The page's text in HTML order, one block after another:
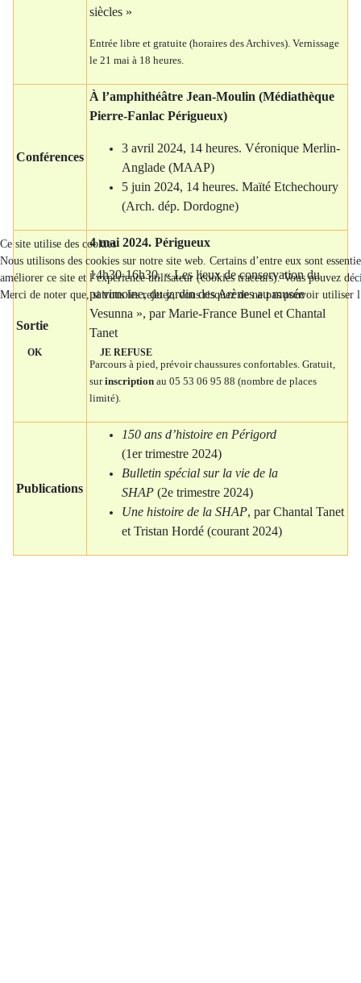
siècles »
Entrée libre et gratuite (horaires des Archives). Vernissage
le 21 mai à 18 heures.
Conférences
À l’amphithéâtre Jean-Moulin (Médiathèque
Pierre-Fanlac Périgueux)
3 avril 2024, 14 heures. Véronique Merlin-
Anglade (MAAP)
5 juin 2024, 14 heures. Maïté Etchechoury
(Arch. dép. Dordogne)
Sortie
4 mai 2024. Périgueux
14h30-16h30. « Les lieux de conservation du
patrimoine, du jardin des Arènes au musée
Vesunna », par Marie-France Bunel et Chantal
Tanet
Parcours à pied, prévoir chaussures confortables. Gratuit,
surinscription au 05 53 06 95 88 (nombre de places
limité).
Publications
150 ans d’histoire en Périgord
(1er trimestre 2024)
Bulletin spécial sur la vie de la
SHAP (2e trimestre 2024)
Une histoire de la SHAP, par Chantal Tanet
et Tristan Hordé (courant 2024)
Ce site utilise des cookies
Nous utilisons des cookies sur notre site web. Certains d’entre eux sont
améliorer ce site et l’expérience utilisateur (cookies traceurs). Vous pouvez
Merci de noter que, si vous les rejetez, vous risquez de ne pas pouvoir utiliser
OK JE REFUSE